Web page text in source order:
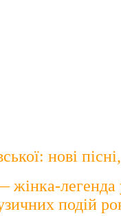
нові
легенда
подій